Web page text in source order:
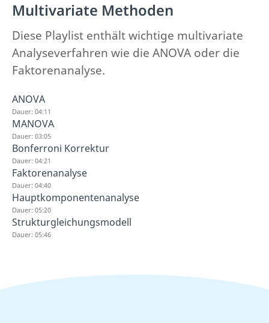
Multivariate Methoden
Diese Playlist enthält wichtige multivariate
Analyseverfahren wie die ANOVA oder die
Faktorenanalyse.
ANOVA
Dauer: 04:11
MANOVA
Dauer: 03:05
Bonferroni Korrektur
Dauer: 04:21
Faktorenanalyse
Dauer: 04:40
Hauptkomponentenanalyse
Dauer: 05:20
Strukturgleichungsmodell
Dauer: 05:46